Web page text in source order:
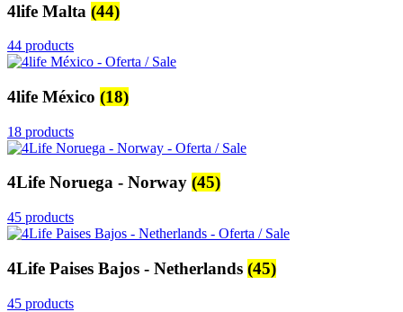
4life Malta (44)
44 products
4life México (18)
18 products
4Life Noruega - Norway (45)
45 products
4Life Paises Bajos - Netherlands (45)
45 products